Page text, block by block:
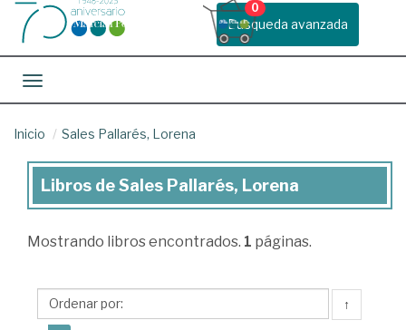
Busqueda avanzada
0
Toggle navigation
Inicio Sales Pallarés, Lorena
Libros
Sales
Lorena
Libros de Sales Pallarés, Lorena
Mostrando libros encontrados. 1 páginas.
↑